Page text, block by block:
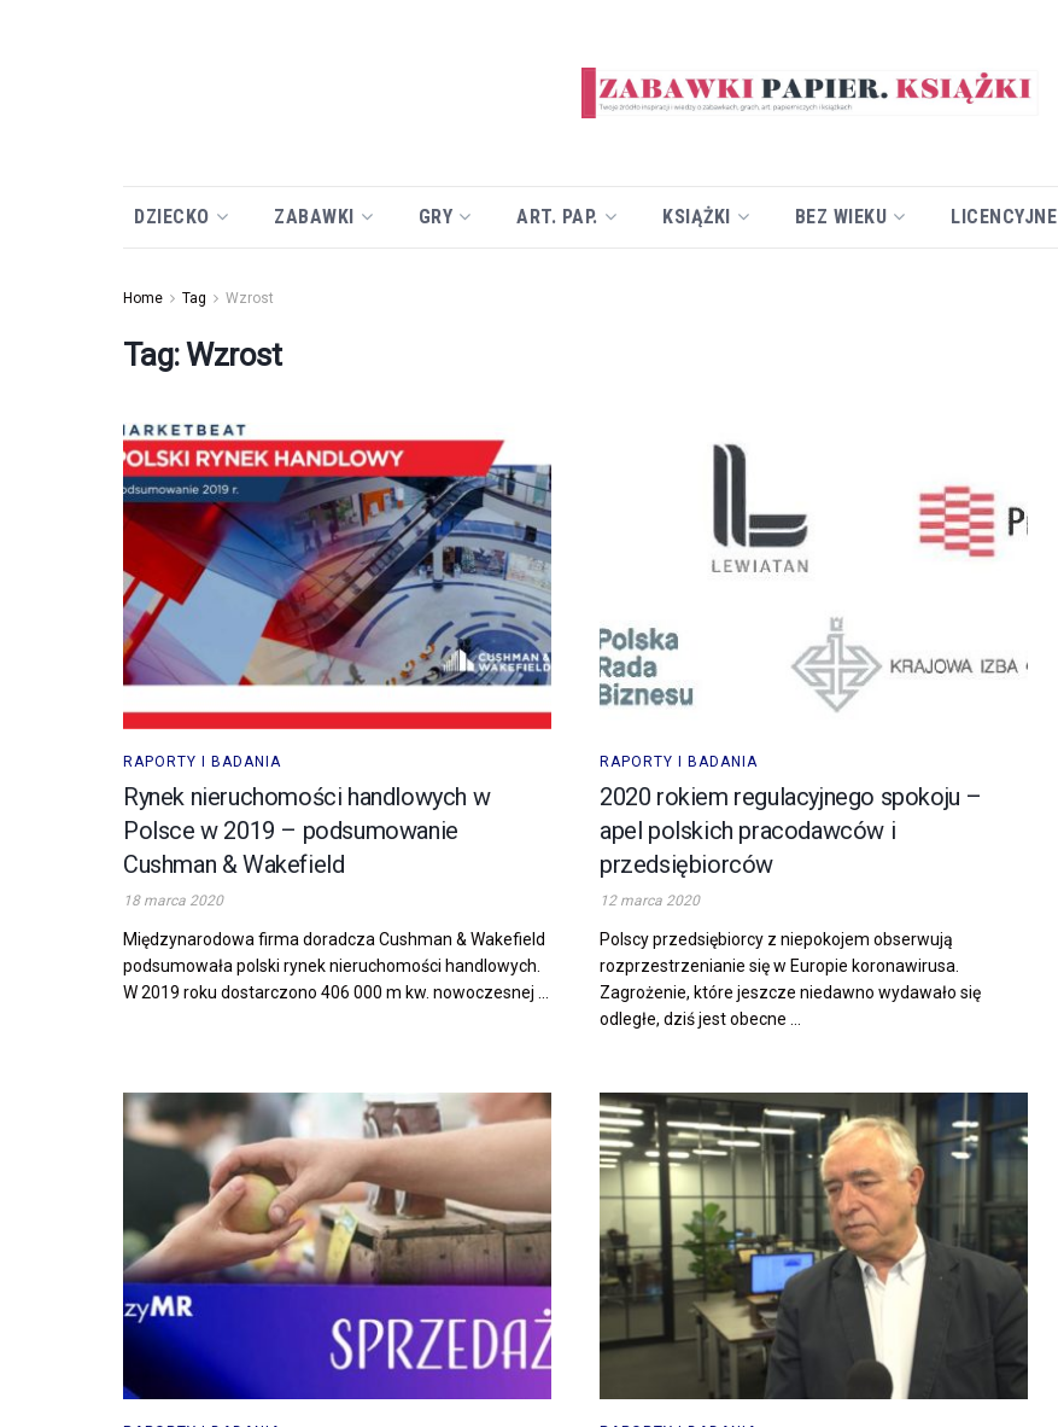
DZIECKO ZABAWKI GRY ART. PAP. KSIĄŻKI BEZ WIEKU LICENCYJNE
Home Tag Wzrost
Tag:Wzrost
RAPORTY I BADANIA
Rynek nieruchomości handlowych w
Polsce w 2019 – podsumowanie
Cushman & Wakefield
18 marca 2020
Międzynarodowa firma doradcza Cushman & Wakefield
podsumowała polski rynek nieruchomości handlowych.
W 2019 roku dostarczono 406 000 m kw. nowoczesnej ...
RAPORTY I BADANIA
2020 rokiem regulacyjnego spokoju –
apel polskich pracodawców i
przedsiębiorców
12 marca 2020
Polscy przedsiębiorcy z niepokojem obserwują
rozprzestrzenianie się w Europie koronawirusa.
Zagrożenie, które jeszcze niedawno wydawało się
odległe, dziś jest obecne ...